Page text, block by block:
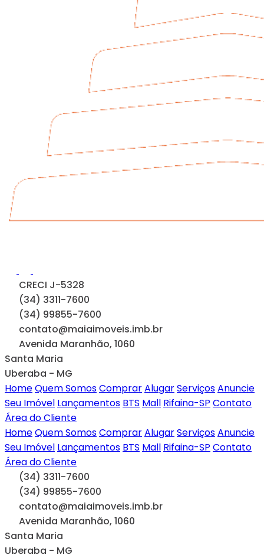
CRECI J-5328
(34) 3311-7600
(34) 99855-7600
contato@maiaimoveis.imb.br
Avenida Maranhão, 1060
Santa Maria
Uberaba - MG
HomeQuem SomosComprarAlugarServiçosAnuncie
Seu Imóvel Lançamentos BTS Mall Rifaina-SP Contato
Área do Cliente
HomeQuem SomosComprarAlugarServiçosAnuncie
Seu Imóvel Lançamentos BTS Mall Rifaina-SP Contato
Área do Cliente
(34) 3311-7600
(34) 99855-7600
contato@maiaimoveis.imb.br
Avenida Maranhão, 1060
Santa Maria
Uberaba - MG